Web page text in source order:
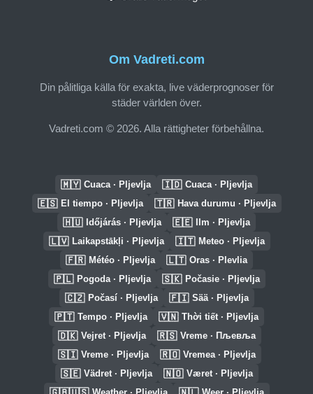
Om Vadreti.com
Din pålitliga källa för exakta, live väderprognoser för
städer världen över.
Vadreti.com © 2026. Alla rättigheter förbehållna.
🇲🇾 Cuaca · Pljevlja 🇮🇩 Cuaca · Pljevlja
🇪🇸 El tiempo · Pljevlja 🇹🇷 Hava durumu · Pljevlja
🇭🇺 Időjárás · Pljevlja 🇪🇪 Ilm · Pljevlja
🇱🇻 Laikapstākļi · Pljevlja 🇮🇹 Meteo · Pljevlja
🇫🇷 Météo · Pljevlja 🇱🇹 Oras · Plevlia
🇵🇱 Pogoda · Pljevlja 🇸🇰 Počasie · Pljevlja
🇨🇿 Počasí · Pljevlja 🇫🇮 Sää · Pljevlja
🇵🇹 Tempo · Pljevlja 🇻🇳 Thời tiết · Pljevlja
🇩🇰 Vejret · Pljevlja 🇷🇸 Vreme · Пљевља
🇸🇮 Vreme · Pljevlja 🇷🇴 Vremea · Pljevlja
🇸🇪 Vädret · Pljevlja 🇳🇴 Været · Pljevlja